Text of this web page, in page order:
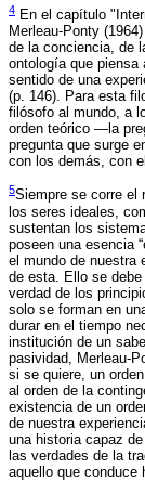
4 En el capítulo
Merleau-Ponty
de la conciencia, de
ontología que piensa
sentido de una
(p. 146). Para esta
filósofo al mundo, a
orden teórico —la
pregunta que surge
con los demás, con
5Siempre se corre el
los seres ideales,
sustentan los
poseen una esencia
el mundo de nuestra
de esta. Ello se
verdad de los
solo se forman en
durar en el tiempo
institución de un
pasividad, Merleau-
si se quiere, un
al orden de la
existencia de un
de nuestra
una historia capaz
las verdades de la
aquello que conduce